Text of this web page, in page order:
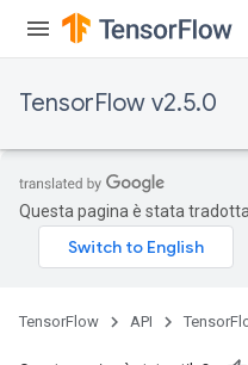
TensorFlow v2.5.0
Questa pagina è stata
TensorFlow API